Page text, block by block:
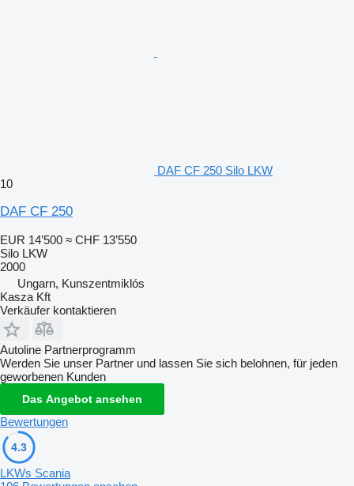
DAF CF 250 Silo LKW
10
DAF CF 250
EUR 14’500 ≈ CHF 13’550
Silo LKW
2000
Ungarn, Kunszentmiklós
Kasza Kft
Verkäufer kontaktieren
Autoline Partnerprogramm
Werden Sie unser Partner und lassen Sie sich belohnen, für jeden
geworbenen Kunden
Das Angebot ansehen
Bewertungen
4.3
LKWs Scania